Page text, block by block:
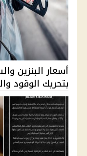
أسعار البنزين
بتحريك الوقود